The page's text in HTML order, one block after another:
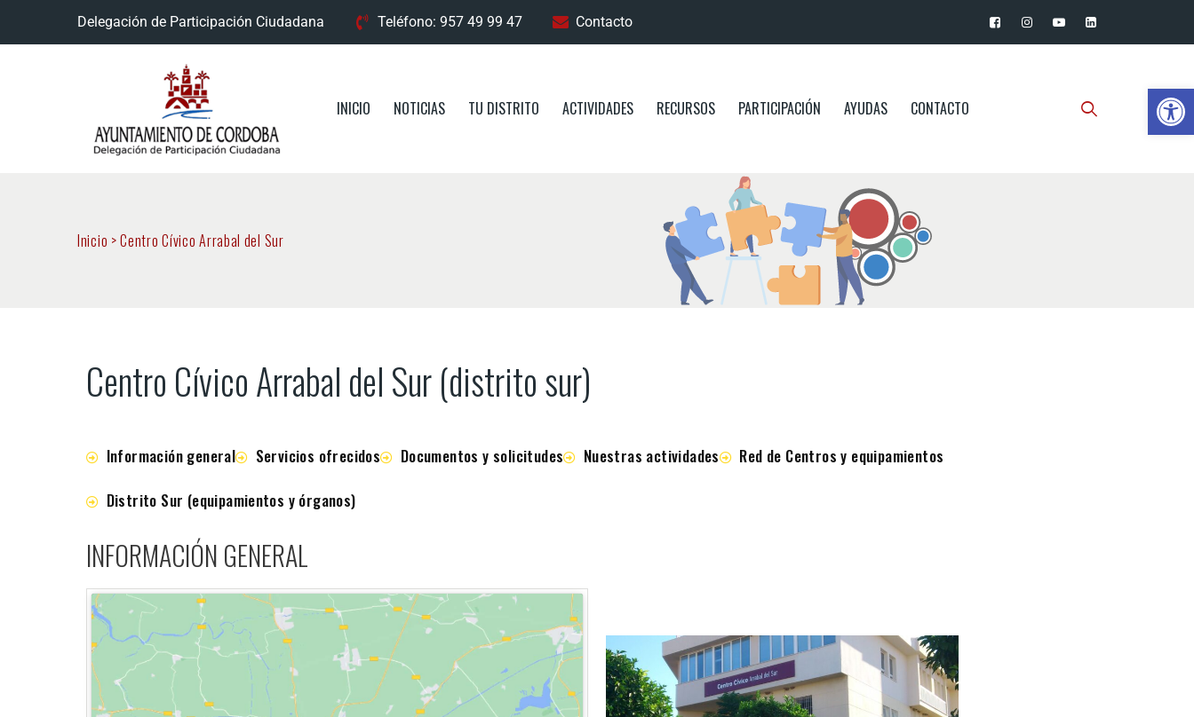
Delegación de Participación Ciudadana Teléfono: 957 49 99 47 Contacto
INICIO NOTICIAS TU DISTRITO ACTIVIDADES RECURSOS PARTICIPACIÓN AYUDAS CONTACTO
Inicio >Centro Cívico Arrabal del Sur
Centro Cívico Arrabal del Sur (distrito sur)
Información general Servicios ofrecidos Documentos y solicitudes Nuestras actividades
Red de Centros y equipamientos
Distrito Sur (equipamientos y órganos)
INFORMACIÓN GENERAL